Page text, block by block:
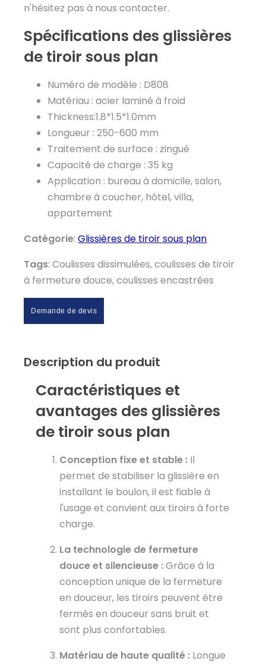
n'hésitez pas à nous contacter.
Spécifications des glissières
de tiroir sous plan
Numéro de modèle : D808
Matériau : acier laminé à froid
Thickness:1.8*1.5*1.0mm
Longueur : 250-600 mm
Traitement de surface : zingué
Capacité de charge : 35 kg
Application : bureau à domicile, salon,
chambre à coucher, hôtel, villa,
appartement
Catégorie:Glissières de tiroir sous plan
Tags: Coulisses dissimulées, coulisses de tiroir
à fermeture douce, coulisses encastrées
Demande de devis
Description du produit
Caractéristiques et
avantages des glissières
de tiroir sous plan
Conception fixe et stable : Il
permet de stabiliser la glissière en
installant le boulon, il est fiable à
l'usage et convient aux tiroirs à forte
charge.
La technologie de fermeture
douce et silencieuse :Grâce à la
conception unique de la fermeture
en douceur, les tiroirs peuvent être
fermés en douceur sans bruit et
sont plus confortables.
Matériau de haute qualité : Longue